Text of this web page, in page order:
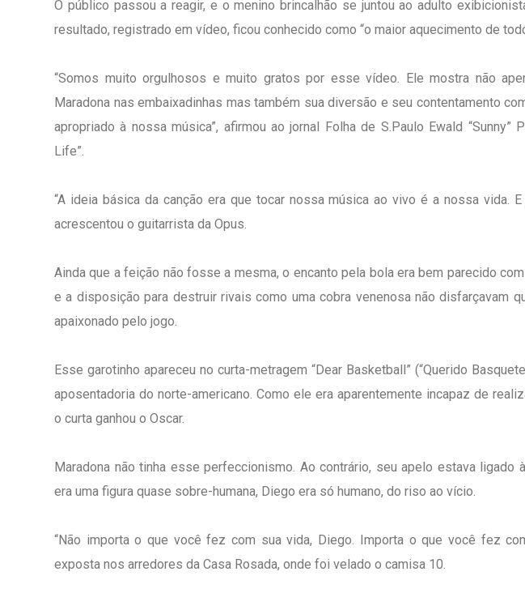
O público passou a reagir, e o menino brincalhão se juntou ao adulto
resultado, registrado em vídeo, ficou conhecido como “o maior aquecimento de
“Somos muito orgulhosos e muito gratos por esse vídeo. Ele mostra não
Maradona nas embaixadinhas mas também sua diversão e seu contentamento
apropriado à nossa música”, afirmou ao jornal Folha de S.Paulo Ewald “Sunny”
Life”.
“A ideia básica da canção era que tocar nossa música ao vivo é a nossa vida.
acrescentou o guitarrista da Opus.
Ainda que a feição não fosse a mesma, o encanto pela bola era bem parecido
e a disposição para destruir rivais como uma cobra venenosa não disfarçavam
apaixonado pelo jogo.
Esse garotinho apareceu no curta-metragem “Dear Basketball” (“Querido
aposentadoria do norte-americano. Como ele era aparentemente incapaz de
o curta ganhou o Oscar.
Maradona não tinha esse perfeccionismo. Ao contrário, seu apelo estava ligado
era uma figura quase sobre-humana, Diego era só humano, do riso ao vício.
“Não importa o que você fez com sua vida, Diego. Importa o que você fez
exposta nos arredores da Casa Rosada, onde foi velado o camisa 10.